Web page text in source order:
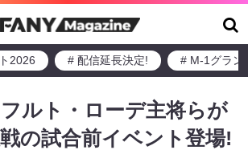
2026 # 配信延長決定! # M-1グラン
ルト・ローデ主将らが
の試合前イベント登場!